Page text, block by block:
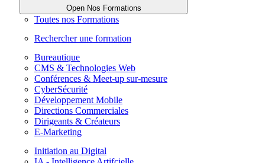
Open Nos Formations
Toutes nos Formations
Rechercher une formation
Bureautique
CMS & Technologies Web
Conférences & Meet-up sur-mesure
CyberSécurité
Développement Mobile
Directions Commerciales
Dirigeants & Créateurs
E-Marketing
Initiation au Digital